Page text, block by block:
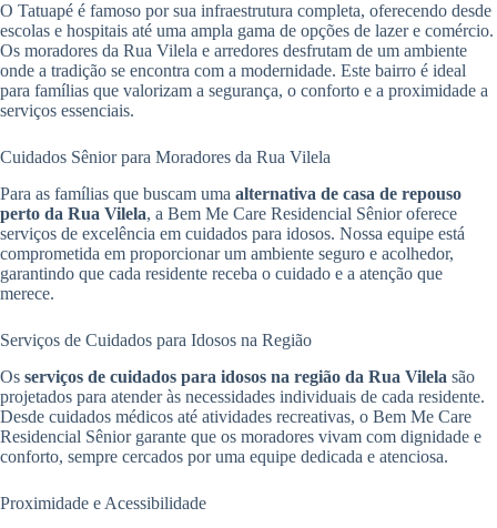
O Tatuapé é famoso por sua infraestrutura completa, oferecendo desde
escolas e hospitais até uma ampla gama de opções de lazer e comércio.
Os moradores da Rua Vilela e arredores desfrutam de um ambiente
onde a tradição se encontra com a modernidade. Este bairro é ideal
para famílias que valorizam a segurança, o conforto e a proximidade a
serviços essenciais.
Cuidados Sênior para Moradores da Rua Vilela
Para as famílias que buscam uma alternativa de casa de repouso
perto da Rua Vilela, a Bem Me Care Residencial Sênior oferece
serviços de excelência em cuidados para idosos. Nossa equipe está
comprometida em proporcionar um ambiente seguro e acolhedor,
garantindo que cada residente receba o cuidado e a atenção que
merece.
Serviços de Cuidados para Idosos na Região
Os serviços de cuidados para idosos na região da Rua Vilela são
projetados para atender às necessidades individuais de cada residente.
Desde cuidados médicos até atividades recreativas, o Bem Me Care
Residencial Sênior garante que os moradores vivam com dignidade e
conforto, sempre cercados por uma equipe dedicada e atenciosa.
Proximidade e Acessibilidade